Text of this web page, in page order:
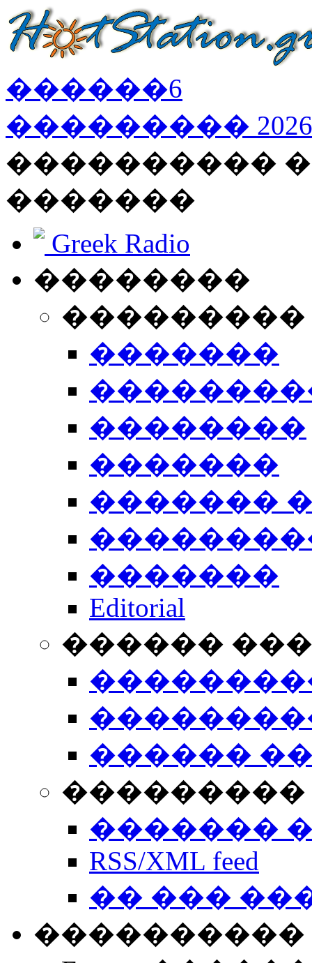
������6
��������� 2026
����������
�������
Greek Radio
��������
�������
��������
�������
�������
�������
Editorial
������
������
���������
�������
RSS/XML feed
�� ���
����������